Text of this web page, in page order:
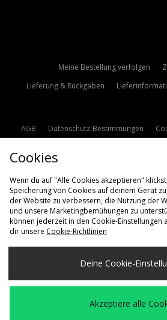
Meine Bestellung verfolgen
Lieferung & Rückgaben
AGB Datenschutz-Bestimmungen
Lieferung Nach
Deutschland
Wir akzeptieren die folgenden
Cookies
Wenn du auf "Alle Cookies akzeptieren"
Speicherung von Cookies auf deinem Gerät
der Website zu verbessern, die Nutzung der
und unsere Marketingbemühungen zu
können jederzeit in den Cookie-Einstellungen
dir unsere Cookie-Richtlinien
Deine Cookie-
Akzeptiere alle